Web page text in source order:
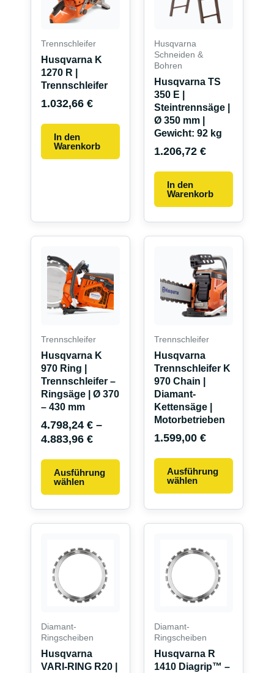
Trennschleifer
Husqvarna K
1270 R |
Trennschleifer
1.032,66€
In den
Warenkorb
Husqvarna
Schneiden &
Bohren
Husqvarna TS
350 E |
Steintrennsäge |
Ø 350 mm |
Gewicht: 92 kg
1.206,72 €
In den
Warenkorb
Trennschleifer
Husqvarna K
970 Ring |
Trennschleifer –
Ringsäge | Ø 370
– 430 mm
4.798,24€ –
4.883,96€
Ausführung
wählen
Varianten
Optionen
Produktseite
Trennschleifer
Husqvarna
Trennschleifer K
970 Chain |
Diamant-
Kettensäge |
Motorbetrieben
1.599,00 €
Ausführung
wählen
Diamant-
Ringscheiben
Husqvarna
VARI-RING R20 |
Optionen
Diamant-
Ringscheiben
Husqvarna R
1410 Diagrip™ –